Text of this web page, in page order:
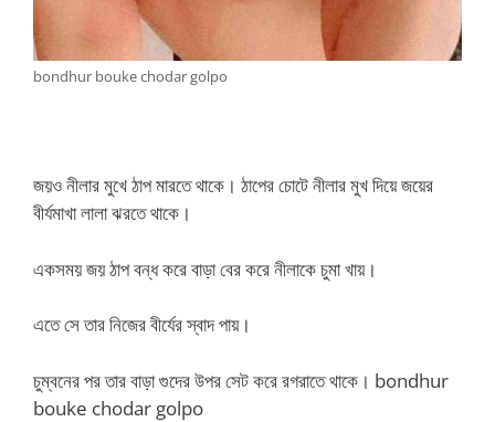
bondhur bouke chodar golpo
জয়ও নীলার মুখে ঠাপ মারতে থাকে। ঠাপের চোটে নীলার মুখ দিয়ে জয়ের
বীর্যমাখা লালা ঝরতে থাকে।
একসময় জয় ঠাপ বন্ধ করে বাড়া বের করে নীলাকে চুমা খায়।
এতে সে তার নিজের বীর্যের স্বাদ পায়।
চুম্বনের পর তার বাড়া গুদের উপর সেট করে রগরাতে থাকে। bondhur
bouke chodar golpo